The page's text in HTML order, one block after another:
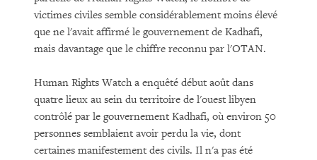
victimes civiles semble considérablement moins élevé
que ne l'avait affirmé le gouvernement de Kadhafi,
mais davantage que le chiffre reconnu par l'OTAN.
Human Rights Watch a enquêté début août dans
quatre lieux au sein du territoire de l'ouest libyen
contrôlé par le gouvernement Kadhafi, où environ 50
personnes semblaient avoir perdu la vie, dont
certaines manifestement des civils. Il n'a pas été